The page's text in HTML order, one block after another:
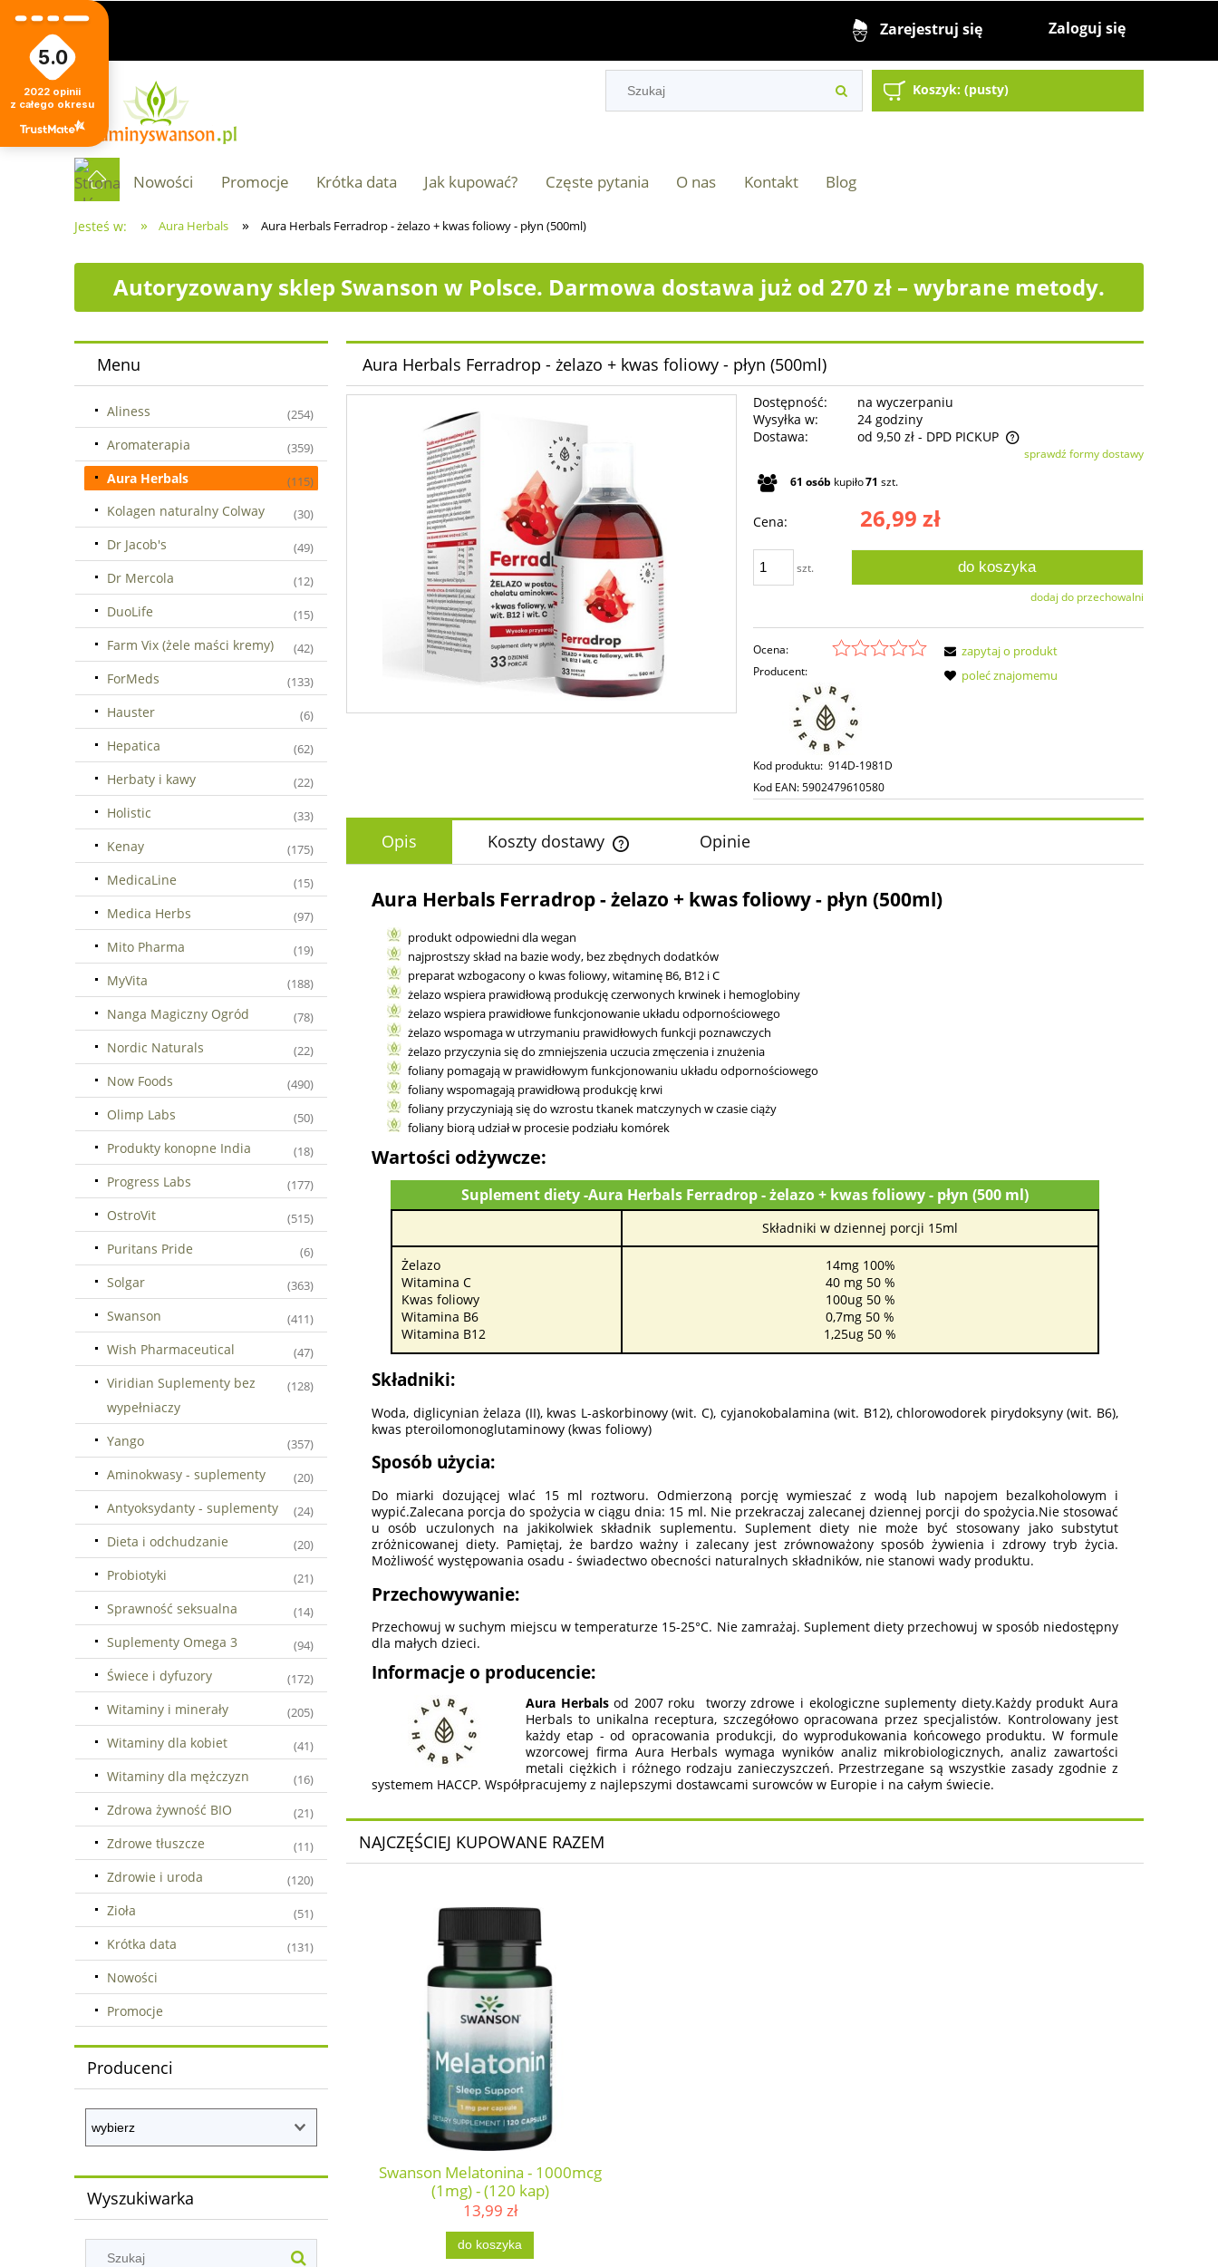
Zarejestruj się Zaloguj się
Koszyk: (pusty)
Nowości Promocje Krótka data Jak kupować? Częste pytania O nas Kontakt Blog
Jesteś w: » Aura Herbals » Aura Herbals Ferradrop - żelazo + kwas foliowy - płyn (500ml)
Autoryzowany sklep Swanson w Polsce. Darmowa dostawa już od 270 zł – wybrane metody.
Menu
Aliness (254)
Aromaterapia (359)
Aura Herbals (115)
Kolagen naturalny Colway (30)
Dr Jacob's (49)
Dr Mercola (12)
DuoLife (15)
Farm Vix (żele maści kremy) (42)
ForMeds (133)
Hauster (6)
Hepatica (62)
Herbaty i kawy (22)
Holistic (33)
Kenay (175)
MedicaLine (15)
Medica Herbs (97)
Mito Pharma (19)
MyVita (188)
Nanga Magiczny Ogród (78)
Nordic Naturals (22)
Now Foods (490)
Olimp Labs (50)
Produkty konopne India (18)
Progress Labs (177)
OstroVit (515)
Puritans Pride (6)
Solgar (363)
Swanson (411)
Wish Pharmaceutical (47)
Viridian Suplementy bez
wypełniaczy
(128)
Yango (357)
Aminokwasy - suplementy (20)
Antyoksydanty - suplementy (24)
Dieta i odchudzanie (20)
Probiotyki (21)
Sprawność seksualna (14)
Suplementy Omega 3 (94)
Świece i dyfuzory (172)
Witaminy i minerały (205)
Witaminy dla kobiet (41)
Witaminy dla mężczyzn (16)
Zdrowa żywność BIO (21)
Zdrowe tłuszcze (11)
Zdrowie i uroda (120)
Zioła (51)
Krótka data (131)
Nowości
Promocje
Producenci
Wyszukiwarka
Aura Herbals Ferradrop - żelazo + kwas foliowy - płyn (500ml)
Dostępność:
na wyczerpaniu
Wysyłka w:
24 godziny
Dostawa:
od 9,50 zł - DPD PICKUP
Cena nie zawiera ewentualnych kosztów
płatności
sprawdź formy dostawy
61 osób kupiło71 szt.
Cena: 26,99 zł
szt. do koszyka
dodaj do przechowalni
Ocena:
Producent:
Kod produktu: 914D-1981D
Kod EAN:5902479610580
zapytaj o produkt
poleć znajomemu
Opis Koszty dostawy
Cena nie zawiera ewentualnych kosztów
płatności
Opinie
Aura Herbals Ferradrop - żelazo + kwas foliowy - płyn (500ml)
produkt odpowiedni dla wegan
najprostszy skład na bazie wody, bez zbędnych dodatków
preparat wzbogacony o kwas foliowy, witaminę B6, B12 i C
żelazo wspiera prawidłową produkcję czerwonych krwinek i hemoglobiny
żelazo wspiera prawidłowe funkcjonowanie układu odpornościowego
żelazo wspomaga w utrzymaniu prawidłowych funkcji poznawczych
żelazo przyczynia się do zmniejszenia uczucia zmęczenia i znużenia
foliany pomagają w prawidłowym funkcjonowaniu układu odpornościowego
foliany wspomagają prawidłową produkcję krwi
foliany przyczyniają się do wzrostu tkanek matczynych w czasie ciąży
foliany biorą udział w procesie podziału komórek
Wartości odżywcze:
Suplement diety -Aura Herbals Ferradrop - żelazo + kwas foliowy - płyn (500 ml)
Składniki w dziennej porcji 15ml
Żelazo
Witamina C
Kwas foliowy
Witamina B6
Witamina B12
14mg 100%
40 mg 50 %
100ug 50 %
0,7mg 50 %
1,25ug 50 %
Składniki:
Woda, diglicynian żelaza (II), kwas L-askorbinowy (wit. C), cyjanokobalamina (wit. B12), chlorowodorek pirydoksyny (wit. B6),
kwas pteroilomonoglutaminowy (kwas foliowy)
Sposób użycia:
Do miarki dozującej wlać 15 ml roztworu. Odmierzoną porcję wymieszać z wodą lub napojem bezalkoholowym i
wypić.Zalecana porcja do spożycia w ciągu dnia: 15 ml. Nie przekraczaj zalecanej dziennej porcji do spożycia.Nie stosować
u osób uczulonych na jakikolwiek składnik suplementu. Suplement diety nie może być stosowany jako substytut
zróżnicowanej diety. Pamiętaj, że bardzo ważny i zalecany jest zrównoważony sposób żywienia i zdrowy tryb życia.
Możliwość występowania osadu - świadectwo obecności naturalnych składników, nie stanowi wady produktu.
Przechowywanie:
Przechowuj w suchym miejscu w temperaturze 15-25°C. Nie zamrażaj. Suplement diety przechowuj w sposób niedostępny
dla małych dzieci.
Informacje o producencie:
Aura Herbalsod 2007 roku tworzy zdrowe i ekologiczne suplementy diety.Każdy produkt Aura
Herbals to unikalna receptura, szczegółowo opracowana przez specjalistów. Kontrolowany jest
każdy etap - od opracowania produkcji, do wyprodukowania końcowego produktu. W formule
wzorcowej firma Aura Herbals wymaga wyników analiz mikrobiologicznych, analiz zawartości
metali ciężkich i różnego rodzaju zanieczyszczeń. Przestrzegane są wszystkie zasady zgodnie z
systemem HACCP. Współpracujemy z najlepszymi dostawcami surowców w Europie i na całym świecie.
NAJCZĘŚCIEJ KUPOWANE RAZEM
Swanson Melatonina - 1000mcg
(1mg) - (120 kap)
13,99 zł
do koszyka
5.0
2022 opinii
z całego okresu